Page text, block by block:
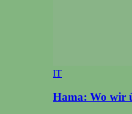
IT
Hama: Wo wir